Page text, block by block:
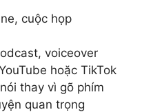
cuộc họp
voiceover
hoặc TikTok
thay vì gõ phím
quan trọng